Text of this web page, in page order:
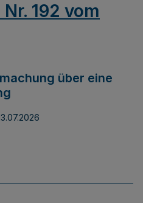
192 vom
über eine